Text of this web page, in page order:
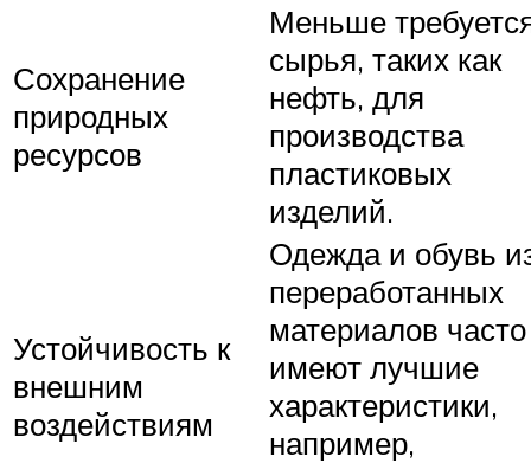
Сохранение
природных
ресурсов
Меньше
сырья, таких как
нефть, для
производства
пластиковых
изделий.
Устойчивость к
внешним
воздействиям
Одежда и обувь
переработанных
материалов часто
имеют лучшие
характеристики,
например,